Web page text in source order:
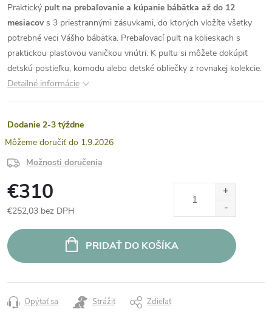
Praktický pult na prebaľovanie a kúpanie bábätka až do 12
mesiacovs 3 priestrannými zásuvkami, do ktorých vložíte všetky
potrebné veci Vášho bábätka. Prebaľovací pult na kolieskach s
praktickou plastovou vaničkou vnútri. K pultu si môžete dokúpiť
detskú postieľku, komodu alebo detské obliečky z rovnakej kolekcie.
Detailné informácie
Dodanie 2-3 týždne
1.9.2026
Možnosti doručenia
€310
€252,03 bez DPH
cena:
PRIDAŤ DO KOŠÍKA
Opýtať sa Strážiť Zdieľať